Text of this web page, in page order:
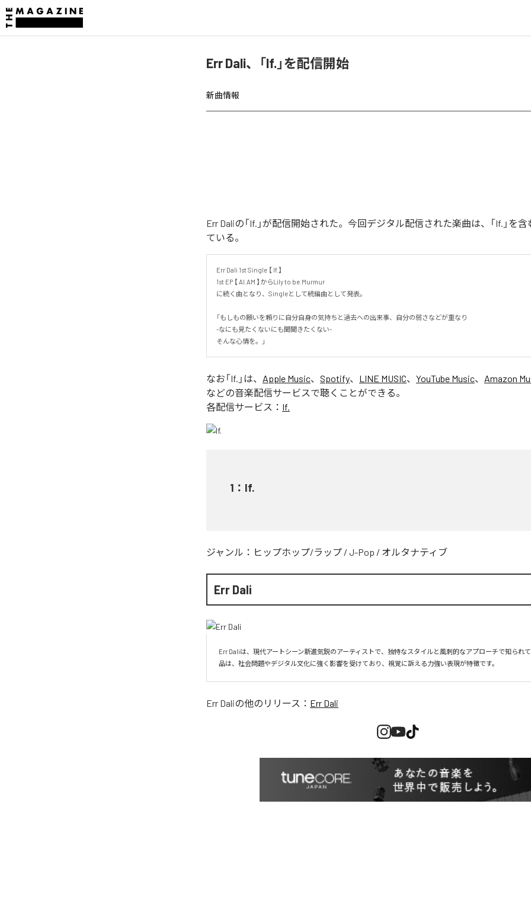
Err Dali、「If.」を配信開始
新曲情報
Err Daliの「If.」が配信開始された。今回デジタル配信された楽曲は、「If.」を含
ている。
Err Dali 1st Single 【 If.】
1st EP 【 AI.AM 】からLily to be.Murmur
に続く曲となり、Singleとして続編曲として発表。
「もしもの願いを頼りに自分自身の気持ちと過去への出来事、自分の弱さなどが重なり
-なにも見たくないにも聞聞きたくない-
そんな心情を。」
なお「If. 」は、 Apple Music、 Spotify、 LINE MUSIC、 YouTube Music、 Amazon
などの音楽配信サービスで聴くことができる。
各配信サービス： If.
1 ： If.
ジャンル： ヒップホップ/ラップ / J-Pop / オルタナティブ
Err Dali
Err Daliは、現代アートシーン新進気鋭のアーティストで、独特なスタイルと風刺的なアプローチで知られ
品は、社会問題やデジタル文化に強く影響を受けており、視覚に訴える力強い表現が特徴です。
Err Daliの他のリリース： Err Dali